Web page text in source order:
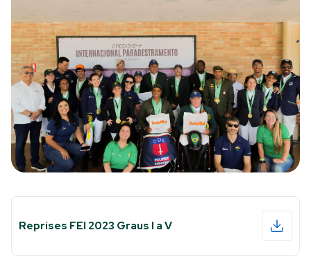
Reprises FEI 2023 Graus I a V